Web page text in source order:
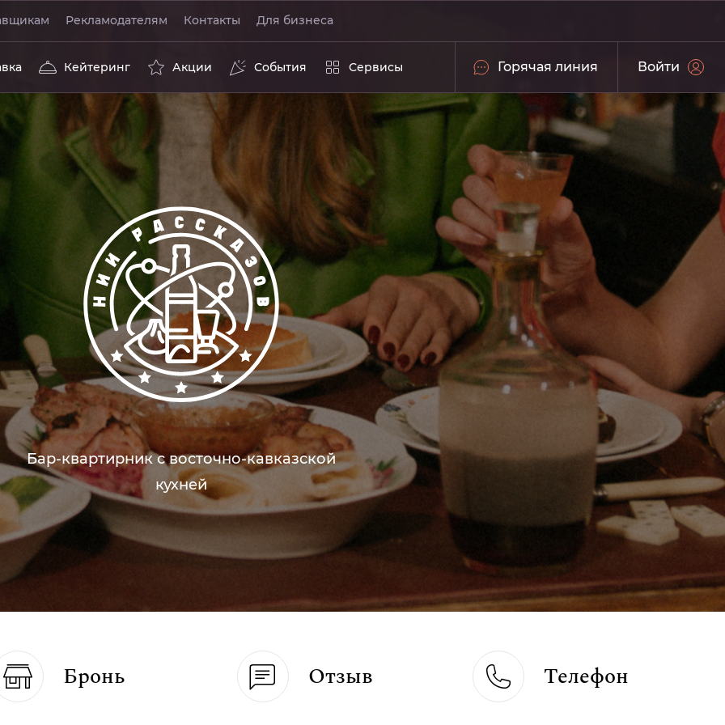
Рекламодателям Контакты Для бизнеса
Кейтеринг Акции События Сервисы Горячая линия Войти
Бар-квартирник с восточно-кавказской
кухней
Бронь Отзыв Телефон